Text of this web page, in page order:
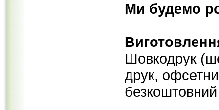
Ми будемо
Шовкодрук
друк,